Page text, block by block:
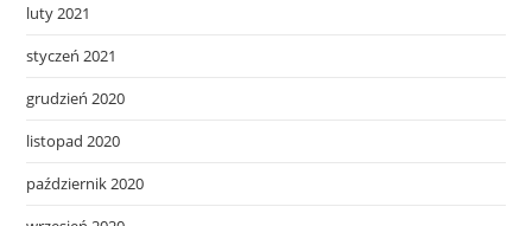
luty 2021
styczeń 2021
grudzień 2020
listopad 2020
październik 2020